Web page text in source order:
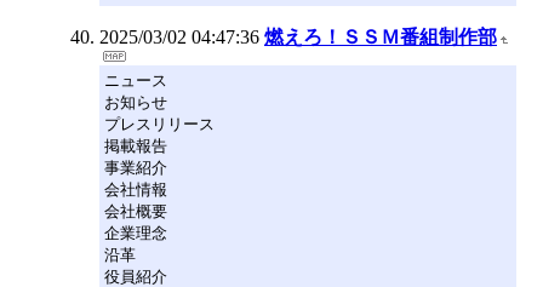
2025/03/02 04:47:36 燃えろ！ＳＳＭ番組制作部
ニュース
お知らせ
プレスリリース
掲載報告
事業紹介
会社情報
会社概要
企業理念
沿革
役員紹介